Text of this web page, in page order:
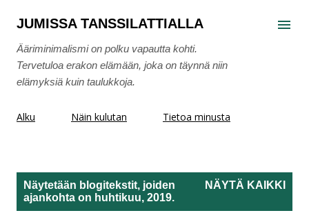
Siirry pääsisältöön
JUMISSA TANSSILATTIALLA
Ääriminimalismi on polku vapautta kohti.
Tervetuloa erakon elämään, joka on täynnä niin
elämyksiä kuin taulukkoja.
Alku Näin kulutan Tietoa minusta
Näytetään blogitekstit, joiden
ajankohta on huhtikuu, 2019.
NÄYTÄ KAIKKI